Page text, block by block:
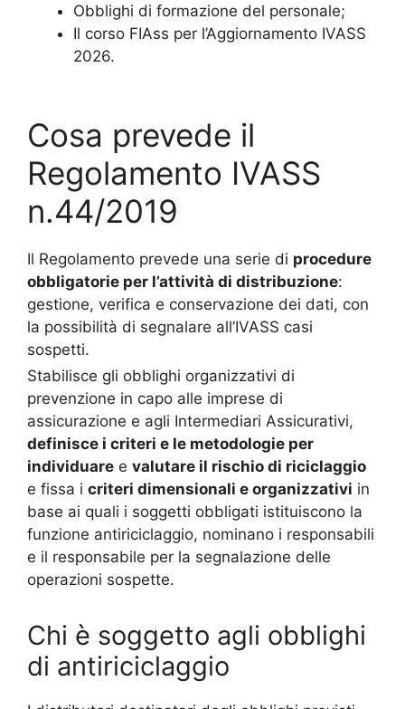
Obblighi di formazione del personale;
Il corso FIAss per l’Aggiornamento IVASS
2026.
Cosa prevede il
Regolamento IVASS
n.44/2019
Il Regolamento prevede una serie di procedure
obbligatorie per l’attività di distribuzione:
gestione, verifica e conservazione dei dati, con
la possibilità di segnalare all’IVASS casi
sospetti.
Stabilisce gli obblighi organizzativi di
prevenzione in capo alle imprese di
assicurazione e agli Intermediari Assicurativi,
definisce i criteri e le metodologie per
individuare e valutare il rischio di riciclaggio
e fissa i criteri dimensionali e organizzativi in
base ai quali i soggetti obbligati istituiscono la
funzione antiriciclaggio, nominano i responsabili
e il responsabile per la segnalazione delle
operazioni sospette.
Chi è soggetto agli obblighi
di antiriciclaggio